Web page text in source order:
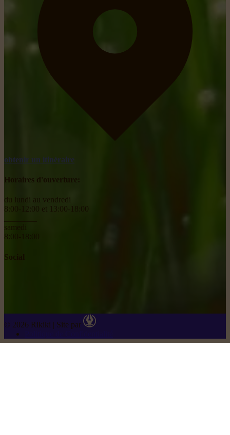
obtenir un itinéraire
Horaires d'ouverture:
du lundi au vendredi
8:00-12:00 et 13:00-18:00
samedi
8:00-18:00
Social
© 2026 Rikiki | Site par